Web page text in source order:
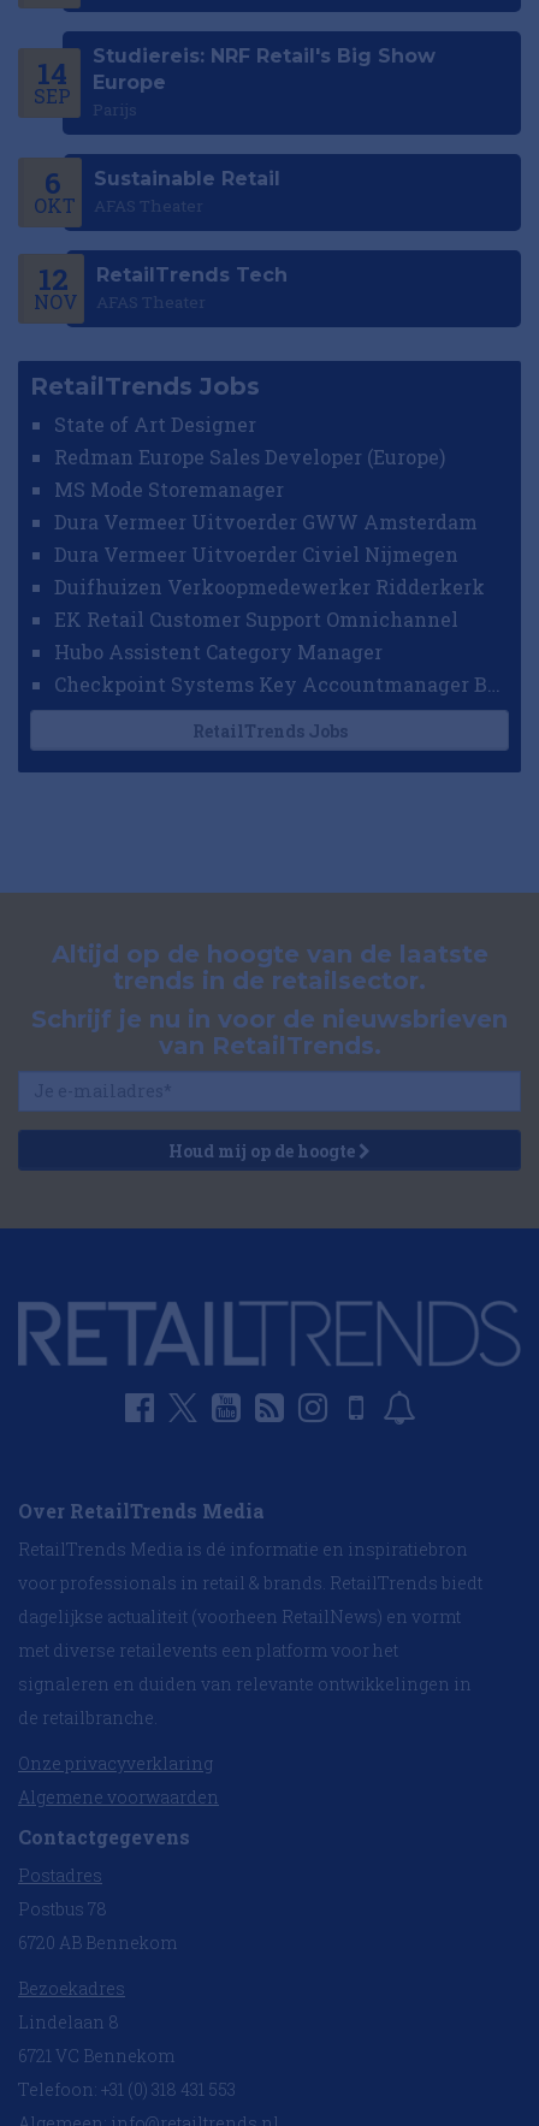
14
SEP
Studiereis: NRF Retail's Big Show
Europe
Parijs
6
OKT
Sustainable Retail
AFAS Theater
12
NOV
RetailTrends Tech
AFAS Theater
RetailTrends Jobs
State of Art Designer
Redman Europe Sales Developer (Europe)
MS Mode Storemanager
Dura Vermeer Uitvoerder GWW Amsterdam
Dura Vermeer Uitvoerder Civiel Nijmegen
Duifhuizen Verkoopmedewerker Ridderkerk
EK Retail Customer Support Omnichannel
Hubo Assistent Category Manager
RetailTrends Jobs
Altijd op de hoogte van de laatste
trends in de retailsector.
Schrijf je nu in voor de nieuwsbrieven
van RetailTrends.
Houd mij op de hoogte
Over RetailTrends Media
RetailTrends Media is dé informatie en inspiratiebron
voor professionals in retail & brands. RetailTrends biedt
dagelijkse actualiteit (voorheen RetailNews) en vormt
met diverse retailevents een platform voor het
signaleren en duiden van relevante ontwikkelingen in
de retailbranche.
Onze privacyverklaring
Algemene voorwaarden
Contactgegevens
Postadres
Postbus 78
6720 AB Bennekom
Bezoekadres
Lindelaan 8
6721 VC Bennekom
Telefoon: +31 (0) 318 431 553